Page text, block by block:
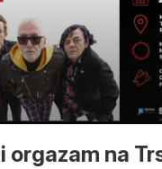
orgazam na